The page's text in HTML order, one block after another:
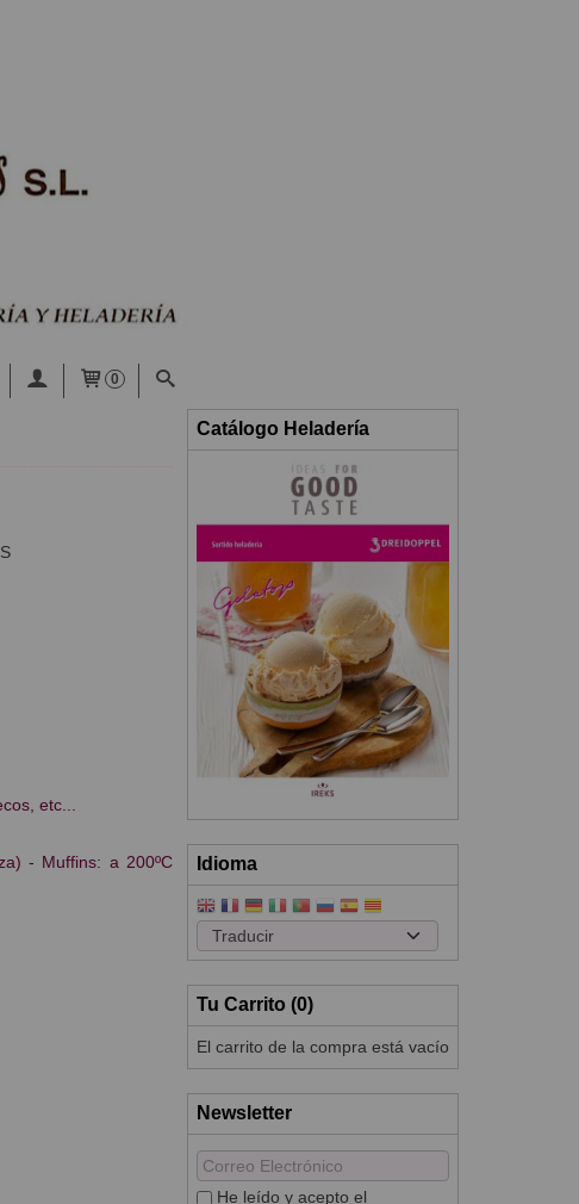
0
etc...
- Muffins: a 200ºC
Catálogo Heladería
Idioma
Tu Carrito (0)
El carrito de la compra está vacío
Newsletter
He leído y acepto el